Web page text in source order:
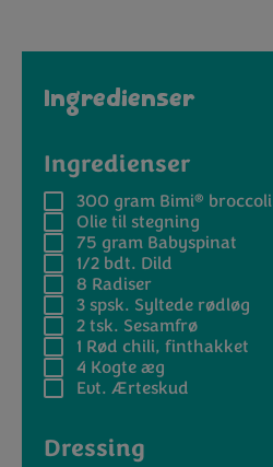
Ingredienser
Ingredienser
300 gram Bimi® broccoli
Olie til stegning
75 gram Babyspinat
1/2 bdt. Dild
8 Radiser
3 spsk. Syltede rødløg
2 tsk. Sesamfrø
1 Rød chili, finthakket
4 Kogte æg
Evt. Ærteskud
Dressing